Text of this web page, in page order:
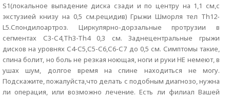
S1(локальное выпадение диска сзади и по центру на 1,1 см,с
экстузией книзу на 0,5 см.рецидив) Грыжи Шморля тел Th12-
L5.Спондилоартроз. Циркулярно-дорзальные протрузии в
сегментах С3-С4,Th3-Th4 0,3 см. Заднецентральные грыжи
дисков на уровнях С4-С5,С5-С6,С6-С7 до 0,5 см. Симптомы такие,
спина болит, но боль не резкая ноющая, ноги и руки НЕ немеют, в
ушах шум, долгое время на спине находиться не могу.
Подскажите, пожалуйста,что делать с подобным диагнозо, нужна
ли операция, или возможно лечение. Есть ли филиал Вашей